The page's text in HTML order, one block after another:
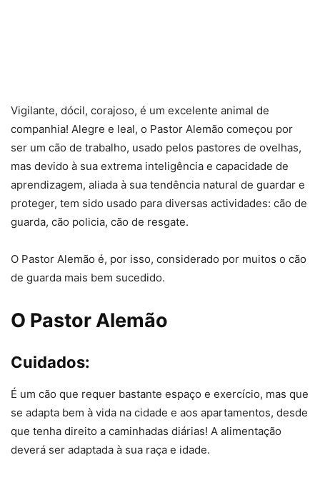
Vigilante, dócil, corajoso, é um excelente animal de
companhia! Alegre e leal, o Pastor Alemão começou por
ser um cão de trabalho, usado pelos pastores de ovelhas,
mas devido à sua extrema inteligência e capacidade de
aprendizagem, aliada à sua tendência natural de guardar e
proteger, tem sido usado para diversas actividades: cão de
guarda, cão policia, cão de resgate.
O Pastor Alemão é, por isso, considerado por muitos o cão
de guarda mais bem sucedido.
O Pastor Alemão
Cuidados:
É um cão que requer bastante espaço e exercício, mas que
se adapta bem à vida na cidade e aos apartamentos, desde
que tenha direito a caminhadas diárias! A alimentação
deverá ser adaptada à sua raça e idade.